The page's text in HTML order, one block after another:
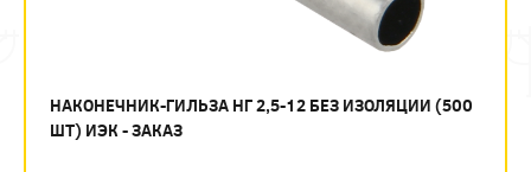
НАКОНЕЧНИК-ГИЛЬЗА НГ 2,5-12 БЕЗ ИЗОЛЯЦИИ (500
ШТ) ИЭК - ЗАКАЗ